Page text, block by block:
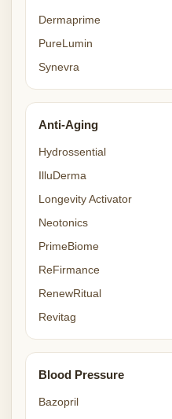
Dermaprime
PureLumin
Synevra
Anti-Aging
Hydrossential
IlluDerma
Longevity Activator
Neotonics
PrimeBiome
ReFirmance
RenewRitual
Revitag
Blood Pressure
Bazopril